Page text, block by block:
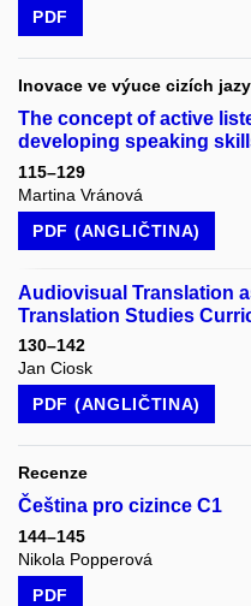
PDF
Inovace ve výuce cizích
The concept of active
developing speaking
115–129
Martina Vránová
PDF (ANGLIČTINA)
Audiovisual Translation
Translation Studies
130–142
Jan Ciosk
PDF (ANGLIČTINA)
Recenze
Čeština pro cizince C1
144–145
Nikola Popperová
PDF